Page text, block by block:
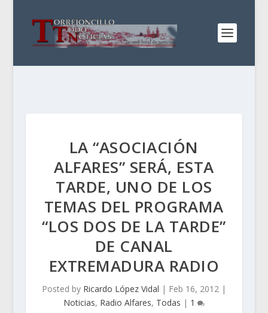
LA “ASOCIACIÓN
ALFARES” SERÁ, ESTA
TARDE, UNO DE LOS
TEMAS DEL PROGRAMA
“LOS DOS DE LA TARDE”
DE CANAL
EXTREMADURA RADIO
Posted by Ricardo López Vidal | Feb 16, 2012|
Noticias, Radio Alfares, Todas | 1